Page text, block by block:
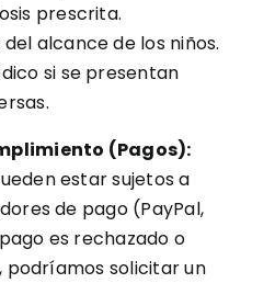
prescrita.
alcance de los niños.
si se presentan
(Pagos):
estar sujetos a
de pago (PayPal,
es rechazado o
podríamos solicitar un